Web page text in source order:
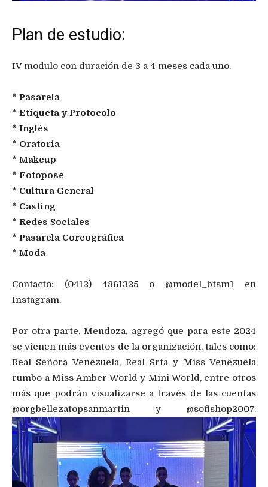
Plan de estudio:
IV modulo con duración de 3 a 4 meses cada uno.
* Pasarela
* Etiqueta y Protocolo
* Inglés
* Oratoria
* Makeup
* Fotopose
* Cultura General
* Casting
* Redes Sociales
* Pasarela Coreográfica
* Moda
Contacto: (0412) 4861325 o @model_btsm1 en
Instagram.
Por otra parte, Mendoza, agregó que para este 2024
se vienen más eventos de la organización, tales como:
Real Señora Venezuela, Real Srta y Miss Venezuela
rumbo a Miss Amber World y Mini World, entre otros
más que podrán visualizarse a través de las cuentas
@orgbellezatopsanmartin y @sofishop2007.